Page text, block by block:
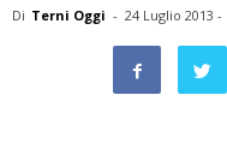
Di Terni Oggi - 24 Luglio 2013 -